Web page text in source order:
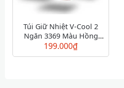
Túi Giữ Nhiệt V-Cool 2
Ngăn 3369 Màu Hồng
Xanh
199.000₫